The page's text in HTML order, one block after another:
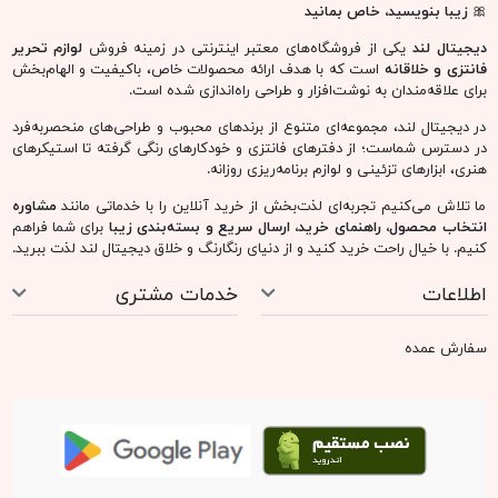
🎀زیبا بنویسید، خاص بمانید
دیجیتال لند یکی از فروشگاه‌های معتبر اینترنتی در زمینه فروش لوازم تحریر
فانتزی و خلاقانه است که با هدف ارائه محصولات خاص، باکیفیت و الهام‌بخش
برای علاقه‌مندان به نوشت‌افزار و طراحی راه‌اندازی شده است.
در دیجیتال لند، مجموعه‌ای متنوع از برندهای محبوب و طراحی‌های منحصربه‌فرد
در دسترس شماست؛ از دفترهای فانتزی و خودکارهای رنگی گرفته تا استیکرهای
هنری، ابزارهای تزئینی و لوازم برنامه‌ریزی روزانه.
ما تلاش می‌کنیم تجربه‌ای لذت‌بخش از خرید آنلاین را با خدماتی مانندمشاوره
انتخاب محصول، راهنمای خرید، ارسال سریع و بسته‌بندی زیبا برای شما فراهم
کنیم. با خیال راحت خرید کنید و از دنیای رنگارنگ و خلاق دیجیتال لند لذت ببرید.
اطلاعات خدمات مشتری
سفارش عمده